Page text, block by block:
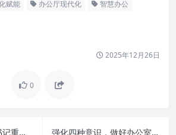
赋能 办公厅现代化 智慧办公
2025年12月26日
0
深入学习习近平总书记重要指示精神：新时代的感恩奋进与一流标准
强化四种意识，做好办公室工作：成就卓越职场的基石
办公厅工作的时代使命：从“响